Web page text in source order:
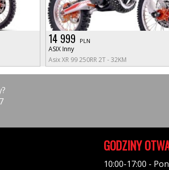
14 999 PLN
ASIX Inny
Asix XR 99 250RR 2T - 32KM
GODZINY
10:00-17:00 -